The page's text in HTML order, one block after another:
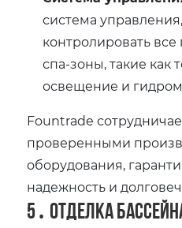
система
контролировать
спа-зоны, такие как
освещение и
Fountrade
проверенными
оборудования,
надежность и
5․ Отделка